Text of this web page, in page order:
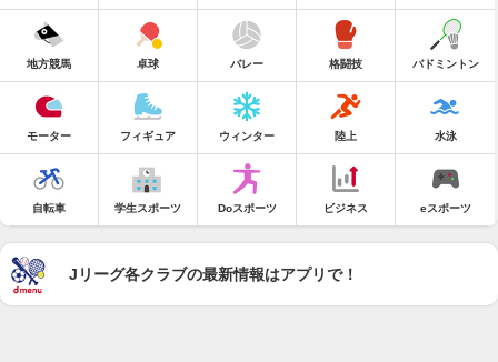
地方競馬 卓球 バレー 格闘技 バドミントン
モーター フィギュア ウィンター 陸上 水泳
自転車 学生スポーツ Doスポーツ ビジネス eスポーツ
Jリーグ各クラブの最新情報はアプリで！